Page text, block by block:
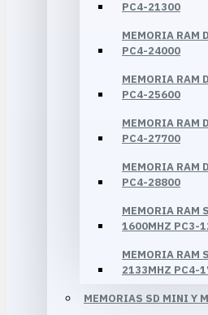
PC4-21300
MEMORIA RAM
PC4-24000
MEMORIA RAM
PC4-25600
MEMORIA RAM
PC4-27700
MEMORIA RAM
PC4-28800
MEMORIA RAM
1600MHZ PC3-
MEMORIA RAM
2133MHZ PC4-
MEMORIAS SD MINI Y